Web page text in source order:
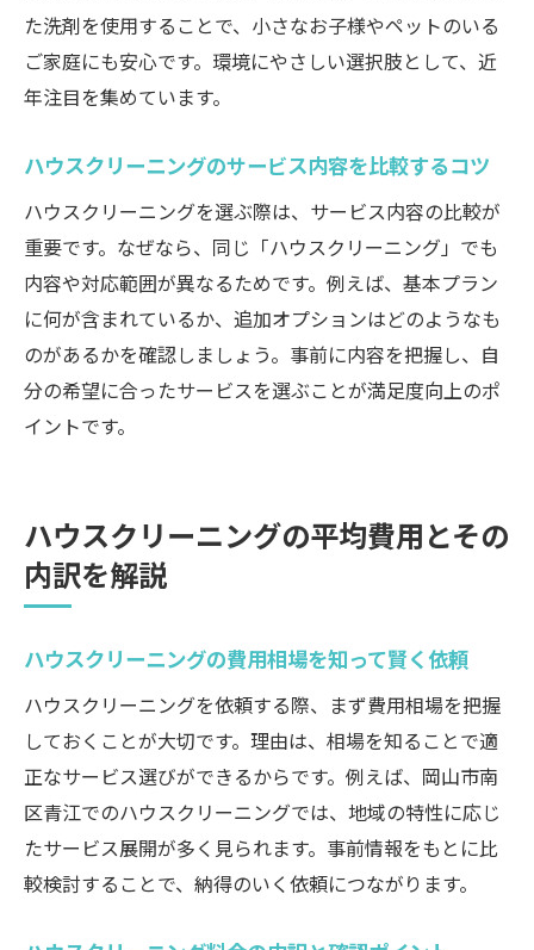
た洗剤を使用することで、小さなお子様やペットのいる
ご家庭にも安心です。環境にやさしい選択肢として、近
年注目を集めています。
ハウスクリーニングのサービス内容を比較するコツ
ハウスクリーニングを選ぶ際は、サービス内容の比較が
重要です。なぜなら、同じ「ハウスクリーニング」でも
内容や対応範囲が異なるためです。例えば、基本プラン
に何が含まれているか、追加オプションはどのようなも
のがあるかを確認しましょう。事前に内容を把握し、自
分の希望に合ったサービスを選ぶことが満足度向上のポ
イントです。
ハウスクリーニングの平均費用とその
内訳を解説
ハウスクリーニングの費用相場を知って賢く依頼
ハウスクリーニングを依頼する際、まず費用相場を把握
しておくことが大切です。理由は、相場を知ることで適
正なサービス選びができるからです。例えば、岡山市南
区青江でのハウスクリーニングでは、地域の特性に応じ
たサービス展開が多く見られます。事前情報をもとに比
較検討することで、納得のいく依頼につながります。